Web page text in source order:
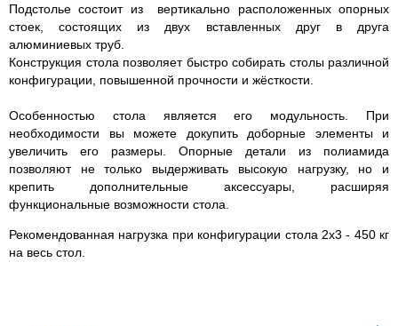
Подстолье состоит из вертикально расположенных опорных
стоек, состоящих из двух вставленных друг в друга
алюминиевых труб.
Конструкция стола позволяет быстро собирать столы различной
конфигурации, повышенной прочности и жёсткости.
Особенностью стола является его модульность. При
необходимости вы можете докупить доборные элементы и
увеличить его размеры. Опорные детали из полиамида
позволяют не только выдерживать высокую нагрузку, но и
крепить дополнительные аксессуары, расширяя
функциональные возможности стола.
Рекомендованная нагрузка при конфигурации стола 2х3 - 450 кг
на весь стол.